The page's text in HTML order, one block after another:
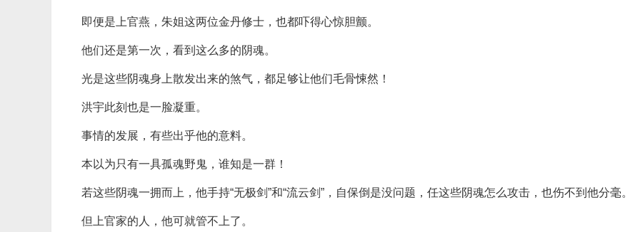
即便是上官燕，朱姐这两位金丹修士，也都吓得心惊胆颤。
他们还是第一次，看到这么多的阴魂。
光是这些阴魂身上散发出来的煞气，都足够让他们毛骨悚然！
洪宇此刻也是一脸凝重。
事情的发展，有些出乎他的意料。
本以为只有一具孤魂野鬼，谁知是一群！
若这些阴魂一拥而上，他手持“无极剑”和“流云剑”，自保倒是没问题，任这些阴魂怎么攻击，也伤不到他分毫。
但上官家的人，他可就管不上了。